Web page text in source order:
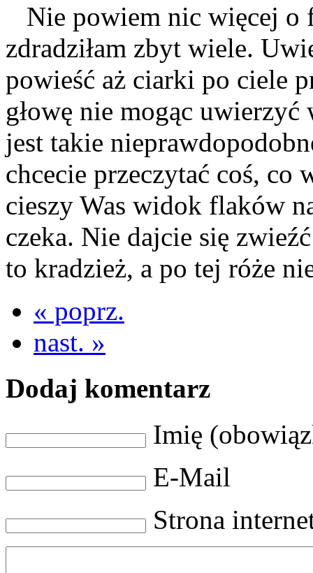
Nie powiem nic więcej o
zdradziłam zbyt wiele.
powieść aż ciarki po ciele
głowę nie mogąc
jest takie
chcecie przeczytać coś, co
cieszy Was widok flaków
czeka. Nie dajcie się
to kradzież, a po tej róże
« poprz.
nast. »
Dodaj komentarz
Imię
E-Mail
Strona